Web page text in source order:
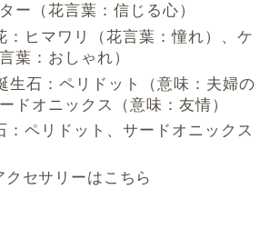
ー（花言葉：信じる心）
：ヒマワリ（花言葉：憧れ）、ケ
葉：おしゃれ）
生石：ペリドット（意味：夫婦の
ドオニックス（意味：友情）
：ペリドット、サードオニックス
セサリーはこちら